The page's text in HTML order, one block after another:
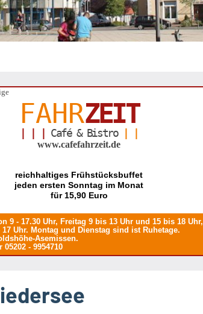
FAHRZEIT
Café & Bistro| |
www.cafefahrzeit.de
reichhaltiges Frühstücksbuffet
jeden ersten Sonntag im Monat
für 15,90 Euro
9 - 17.30 Uhr, Freitag 9 bis 13 Uhr und 15 bis 18 Uhr,
Uhr. Montag und Dienstag sind ist Ruhetage.
Asemissen.
- 9954710